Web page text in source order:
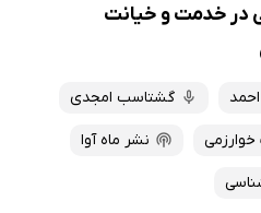
تازه‌ها
پرفروش‌ها
پربحث‌ها
در خدمت و خیانت
گشتاسب امجدی
خوارزمی نشر ماه آوا